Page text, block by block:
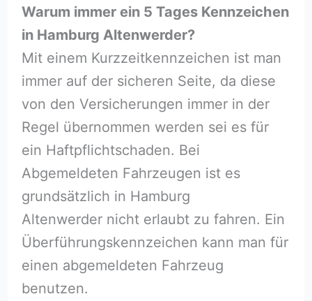
Warum immer ein 5 Tages Kennzeichen
in Hamburg Altenwerder?
Mit einem Kurzzeitkennzeichen ist man
immer auf der sicheren Seite, da diese
von den Versicherungen immer in der
Regel übernommen werden sei es für
ein Haftpflichtschaden. Bei
Abgemeldeten Fahrzeugen ist es
grundsätzlich in Hamburg
Altenwerder nicht erlaubt zu fahren. Ein
Überführungskennzeichen kann man für
einen abgemeldeten Fahrzeug
benutzen.